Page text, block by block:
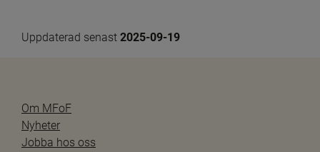
Uppdaterad senast 2025-09-19
Om MFoF
Nyheter
Jobba hos oss